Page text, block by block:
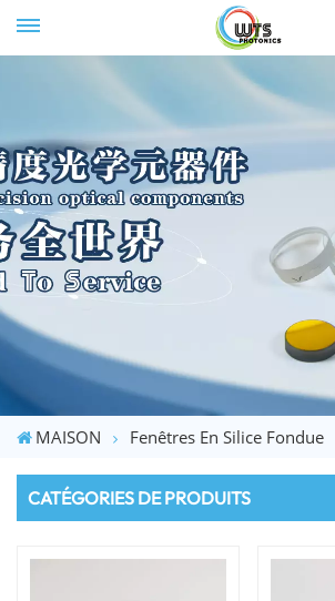
MAISON Fenêtres En Silice Fondue
CATÉGORIES DE PRODUITS